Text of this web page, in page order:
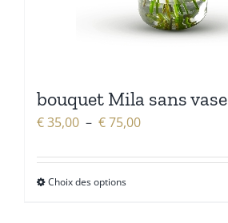
bouquet Mila sans vase
€35,00 – €75,00Plage
prix :
Choix des options